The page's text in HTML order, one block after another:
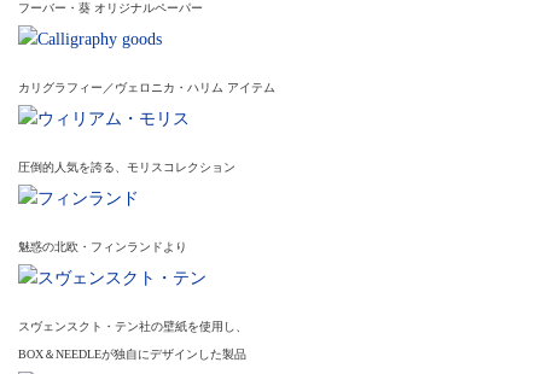
フーバー・葵 オリジナルペーパー
カリグラフィー／ヴェロニカ・ハリム アイテム
圧倒的人気を誇る、モリスコレクション
魅惑の北欧・フィンランドより
スヴェンスクト・テン社の壁紙を使用し、
BOX＆NEEDLEが独自にデザインした製品